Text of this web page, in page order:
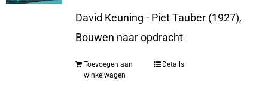
David Keuning - Piet Tauber (1927),
Bouwen naar opdracht
Toevoegen aan
winkelwagen
Details